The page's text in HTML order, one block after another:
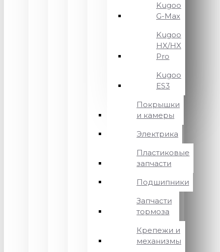
Kugoo
G-Max
Kugoo
HX/HX
Pro
Kugoo
ES3
Покрышки
и камеры
Электрика
Пластиковые
запчасти
Подшипники
Запчасти
тормоза
Крепежи и
механизмы